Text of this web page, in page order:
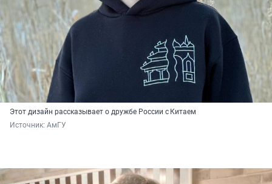
Этот дизайн рассказывает о дружбе России с Китаем
Источник: АмГУ